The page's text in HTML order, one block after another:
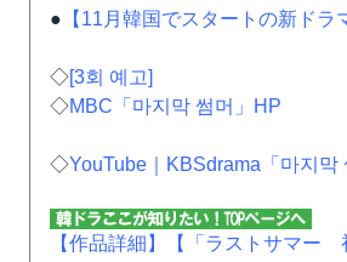
● 【11月韓国でスタートの新ドラ
◇[3회 예고]
◇MBC「마지막 썸머」HP
◇YouTube｜KBSdrama「마지막
【作品詳細】 【「ラストサマー